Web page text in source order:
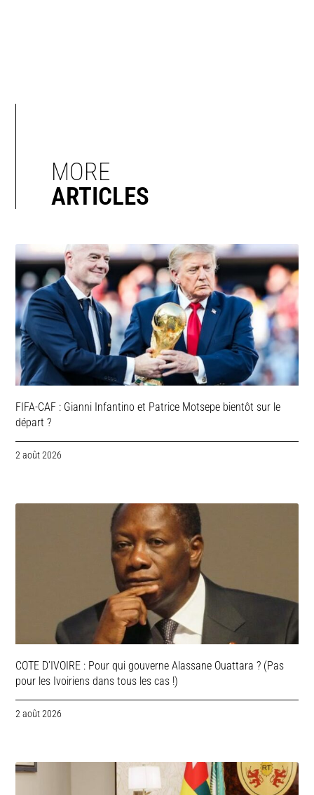
MORE
ARTICLES
FIFA-CAF : Gianni Infantino et Patrice Motsepe bientôt sur le
départ ?
2 août 2026
COTE D’IVOIRE : Pour qui gouverne Alassane Ouattara ? (Pas
pour les Ivoiriens dans tous les cas !)
2 août 2026